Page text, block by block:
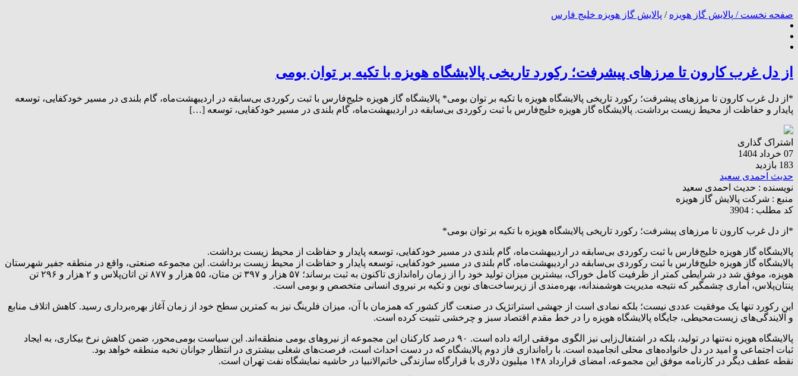
صفحه نخست / پالایش گاز هویزه / پالایش گاز هویزه خلیج فارس
از دل غرب کارون تا مرزهای پیشرفت؛ رکورد تاریخی پالایشگاه هویزه با تکیه بر توان بومی
*از دل غرب کارون تا مرزهای پیشرفت؛ رکورد تاریخی پالایشگاه هویزه با تکیه بر توان بومی* پالایشگاه گاز هویزه خلیج‌فارس با ثبت رکوردی بی‌سابقه در اردیبهشت‌ماه، گام بلندی در مسیر خودکفایی، توسعه
پایدار و حفاظت از محیط زیست برداشت. پالایشگاه گاز هویزه خلیج‌فارس با ثبت رکوردی بی‌سابقه در اردیبهشت‌ماه، گام بلندی در مسیر خودکفایی، توسعه […]
اشتراک گذاری
07 خرداد 1404
183 بازدید
حدیث احمدی سعید
نویسنده : حدیث احمدی سعید
منبع : شرکت پالایش گاز هویزه
کد مطلب : 3904
*از دل غرب کارون تا مرزهای پیشرفت؛ رکورد تاریخی پالایشگاه هویزه با تکیه بر توان بومی*
پالایشگاه گاز هویزه خلیج‌فارس با ثبت رکوردی بی‌سابقه در اردیبهشت‌ماه، گام بلندی در مسیر خودکفایی، توسعه پایدار و حفاظت از محیط زیست برداشت.
پالایشگاه گاز هویزه خلیج‌فارس با ثبت رکوردی بی‌سابقه در اردیبهشت‌ماه، گام بلندی در مسیر خودکفایی، توسعه پایدار و حفاظت از محیط زیست برداشت. این مجموعه صنعتی، واقع در منطقه جفیر شهرستان
هویزه، موفق شد در شرایطی کمتر از ظرفیت کامل خوراک، بیشترین میزان تولید خود را از زمان راه‌اندازی تاکنون به ثبت برساند؛ ۵۷ هزار و ۳۹۷ تن متان، ۵۵ هزار و ۸۷۷ تن اتان‌پلاس و ۲ هزار و ۲۹۶ تن
پنتان‌پلاس، آماری چشمگیر که نتیجه مدیریت هوشمندانه، بهره‌مندی از زیرساخت‌های نوین و تکیه بر نیروی انسانی متخصص و بومی است.
این رکورد تنها یک موفقیت عددی نیست؛ بلکه نمادی است از جهشی استراتژیک در صنعت گاز کشور که همزمان با آن، میزان فلرینگ نیز به کمترین سطح خود از زمان آغاز بهره‌برداری رسید. کاهش اتلاف منابع
و آلایندگی‌های زیست‌محیطی، جایگاه پالایشگاه هویزه را در خط مقدم اقتصاد سبز و چرخشی تثبیت کرده است.
پالایشگاه هویزه نه‌تنها در تولید، بلکه در اشتغال‌زایی نیز الگوی موفقی ارائه داده است. ۹۰ درصد کارکنان این مجموعه از نیروهای بومی منطقه‌اند. این سیاست بومی‌محور، ضمن کاهش نرخ بیکاری، به ایجاد
ثبات اجتماعی و امید در دل خانواده‌های محلی انجامیده است. با راه‌اندازی فاز دوم پالایشگاه که در دست احداث است، فرصت‌های شغلی بیشتری در انتظار جوانان نخبه منطقه خواهد بود.
نقطه عطف دیگر در کارنامه موفق این مجموعه، امضای قرارداد ۱۴۸ میلیون دلاری با قرارگاه سازندگی خاتم‌الانبیا در حاشیه نمایشگاه نفت تهران است.